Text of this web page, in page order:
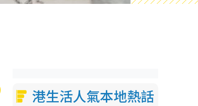
港生活人氣本地熱話